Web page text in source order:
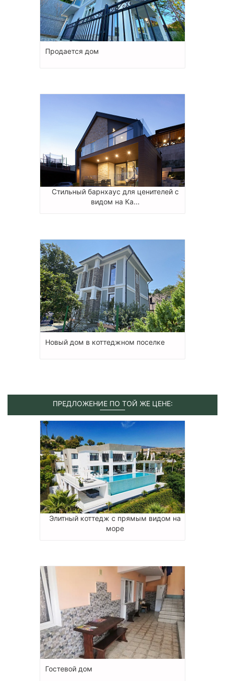
Продается дом
Стильный барнхаус для ценителей с
видом на Ка...
Новый дом в коттеджном поселке
ПРЕДЛОЖЕНИЕ ПО ТОЙ ЖЕ ЦЕНЕ:
Элитный коттедж с прямым видом на
море
Гостевой дом